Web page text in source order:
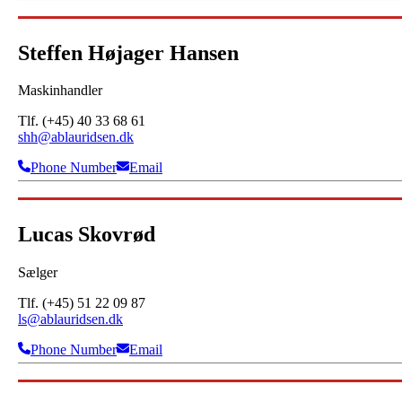
Steffen Højager Hansen
Maskinhandler
Tlf. (+45) 40 33 68 61
shh@ablauridsen.dk
Phone Number
Email
Lucas Skovrød
Sælger
Tlf. (+45) 51 22 09 87
ls@ablauridsen.dk
Phone Number
Email